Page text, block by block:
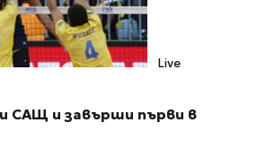
Live
САЩ и завърши първи в